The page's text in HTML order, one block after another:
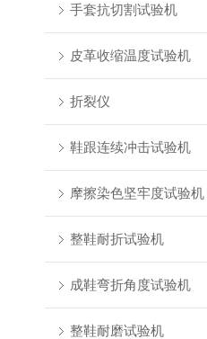
手套抗切割试验机
皮革收缩温度试验机
折裂仪
鞋跟连续冲击试验机
摩擦染色坚牢度试验机
整鞋耐折试验机
成鞋弯折角度试验机
整鞋耐磨试验机